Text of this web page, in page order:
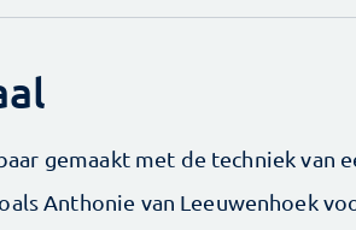
gemaakt met de techniek van
Anthonie van Leeuwenhoek